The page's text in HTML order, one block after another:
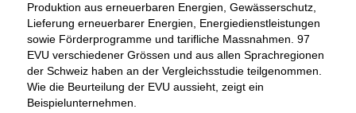
Produktion aus erneuerbaren Energien, Gewässerschutz,
Lieferung erneuerbarer Energien, Energiedienstleistungen
sowie Förderprogramme und tarifliche Massnahmen. 97
EVU verschiedener Grössen und aus allen Sprachregionen
der Schweiz haben an der Vergleichsstudie teilgenommen.
Wie die Beurteilung der EVU aussieht, zeigt ein
Beispielunternehmen.